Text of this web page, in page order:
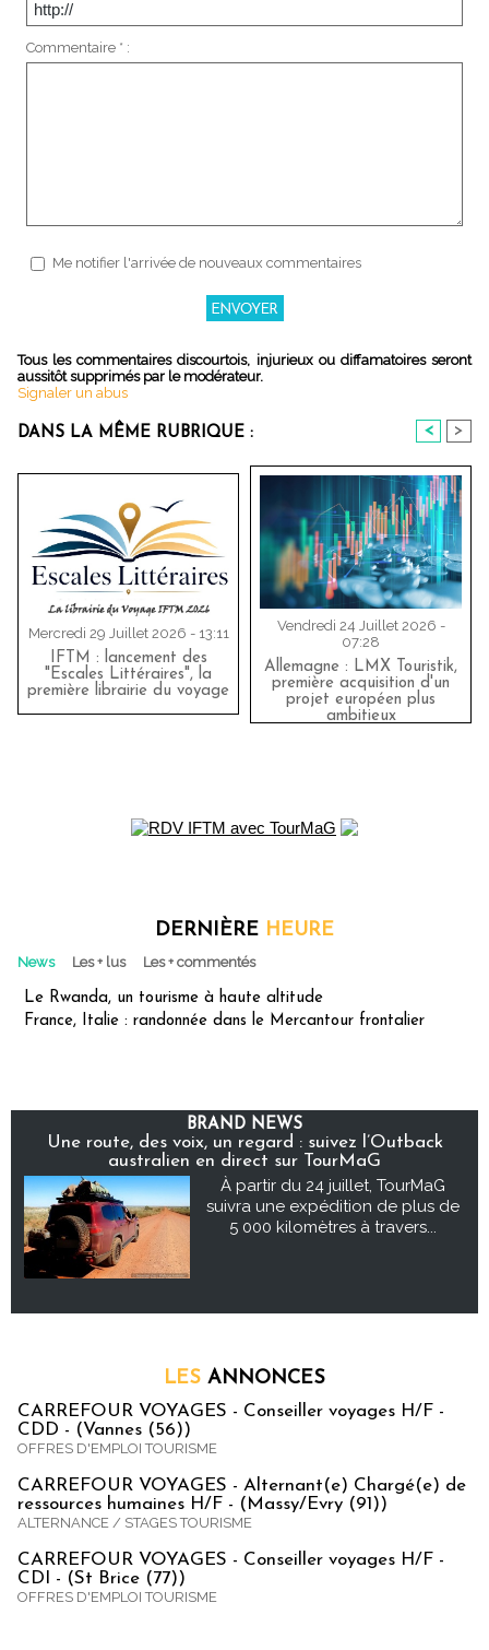
Commentaire * :
Me notifier l'arrivée de nouveaux commentaires
Tous les commentaires discourtois, injurieux ou diffamatoires seront
aussitôt supprimés par le modérateur.
Signaler un abus
DANS LA MÊME RUBRIQUE : < >
Mercredi 29 Juillet 2026 - 13:11
IFTM : lancement des
"Escales Littéraires", la
première librairie du voyage
Vendredi 24 Juillet 2026 -
07:28
Allemagne : LMX Touristik,
première acquisition d'un
projet européen plus
ambitieux
DERNIÈRE HEURE
News Les + lus Les + commentés
Le Rwanda, un tourisme à haute altitude
France, Italie : randonnée dans le Mercantour frontalier
BRAND NEWS
Une route, des voix, un regard : suivez l’Outback
australien en direct sur TourMaG
À partir du 24 juillet, TourMaG
suivra une expédition de plus de
5 000 kilomètres à travers...
LES ANNONCES
CARREFOUR VOYAGES - Conseiller voyages H/F -
CDD - (Vannes (56))
OFFRES D'EMPLOI TOURISME
CARREFOUR VOYAGES - Alternant(e) Chargé(e) de
ressources humaines H/F - (Massy/Evry (91))
ALTERNANCE / STAGES TOURISME
CARREFOUR VOYAGES - Conseiller voyages H/F -
CDI - (St Brice (77))
OFFRES D'EMPLOI TOURISME